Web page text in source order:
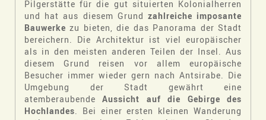
Pilgerstätte für die gut situierten Kolonialherren
und hat aus diesem Grund zahlreiche imposante
Bauwerke zu bieten, die das Panorama der Stadt
bereichern. Die Architektur ist viel europäischer
als in den meisten anderen Teilen der Insel. Aus
diesem Grund reisen vor allem europäische
Besucher immer wieder gern nach Antsirabe. Die
Umgebung der Stadt gewährt eine
atemberaubendeAussicht auf die Gebirge des
Hochlandes . Bei einer ersten kleinen Wanderung